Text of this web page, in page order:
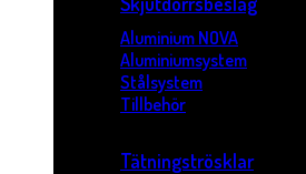
Aluminium NOVA
Aluminiumsystem
Stålsystem
Tillbehör
Tätningströsklar